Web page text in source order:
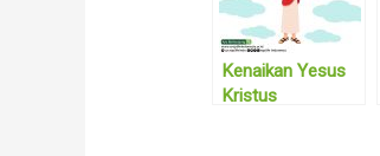
Kenaikan Yesus
Kristus